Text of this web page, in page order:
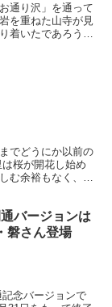
通り沢」を通って
を重ねた山寺が見
着いたであろう地
でどうにか以前の
桜が開花し始め
む余裕もなく、4
バージョンは
磐さん登場
念バージョンで